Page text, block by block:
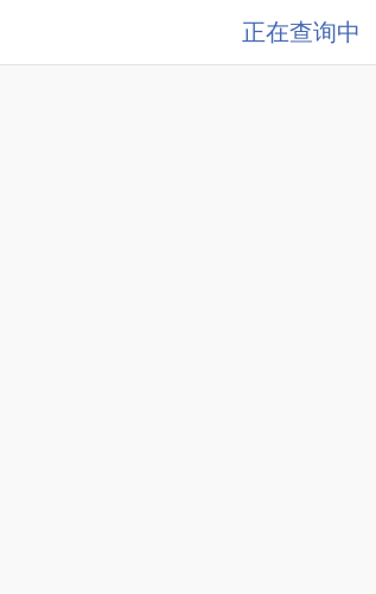
正在查询中